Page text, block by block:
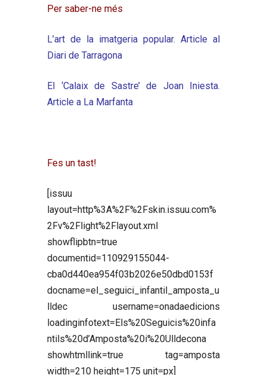
Per saber-ne més
L’art de la imatgeria popular. Article al
Diari de Tarragona
El ‘Calaix de Sastre’ de Joan Iniesta.
Article a La Marfanta
Fes un tast!
[issuu
layout=http%3A%2F%2Fskin.issuu.com%
2Fv%2Flight%2Flayout.xml
showflipbtn=true
documentid=110929155044-
cba0d440ea954f03b2026e50dbd0153f
docname=el_seguici_infantil_amposta_u
lldec username=onadaedicions
loadinginfotext=Els%20Seguicis%20infa
ntils%20d’Amposta%20i%20Ulldecona
showhtmllink=true tag=amposta
width=210 height=175 unit=px]